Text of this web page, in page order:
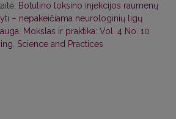
Botulino toksino injekcijos raumenų
– nepakeičiama neurologinių ligų
Mokslas ir praktika: Vol. 4 No. 10
Science and Practices